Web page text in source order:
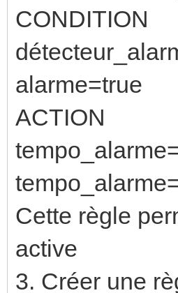
CONDITION
alarme=true
ACTION
Cette règle
active
3. Créer une